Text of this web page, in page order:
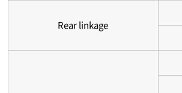
Rear linkage